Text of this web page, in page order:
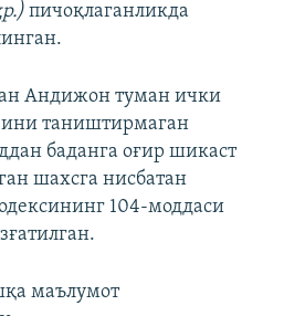
пичоқлаганликда
Андижон туман ички
таништирмаган
баданга оғир шикаст
шахсга нисбатан
104-моддаси
маълумот